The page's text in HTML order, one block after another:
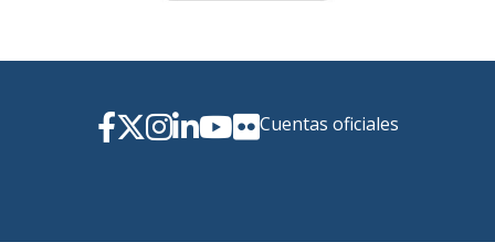
Cuentas oficiales